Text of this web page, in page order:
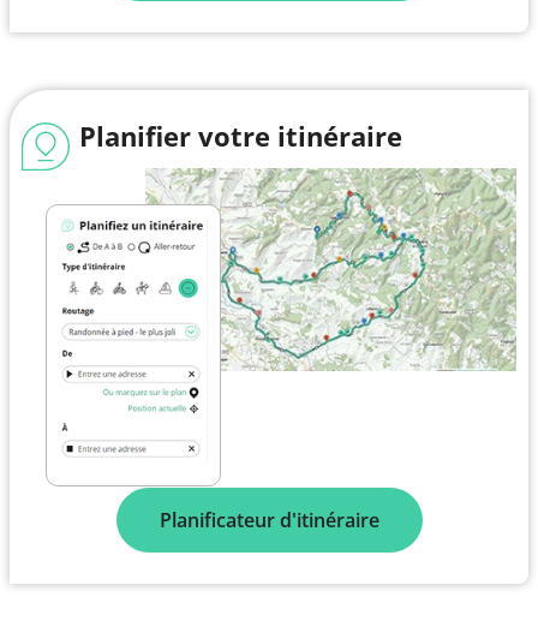
Planifier votre itinéraire
Planificateur d'itinéraire